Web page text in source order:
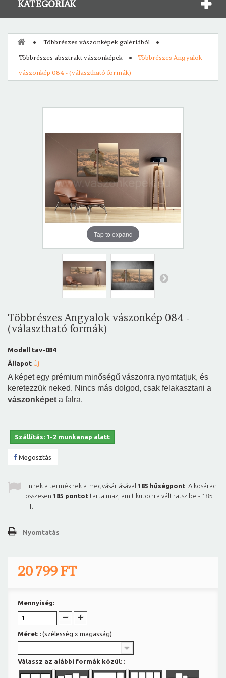
KATEGÓRIÁK
Többrészes vászonképek galériából
Többrészes absztrakt vászonképek
Többrészes Angyalok
vászonkép 084 - (választható formák)
Tap to expand
Többrészes Angyalok vászonkép 084 -
(választható formák)
Modell tav-084
Állapot Új
A képet egy prémium minőségű vászonra nyomtatjuk, és
keretezzük neked. Nincs más dolgod, csak felakasztani a
vászonképet a falra.
Szállítás: 1-2 munkanap alatt
Megosztás
Ennek a terméknek a megvásárlásával 185 hűségpont . A kosárad
összesen 185 pontot tartalmaz, amit kuponra válthatsz be - 185
FT.
Nyomtatás
20 799 FT
Mennyiség:
Méret : (szélesség x magasság)
L
Válassz az alábbi formák közül: :